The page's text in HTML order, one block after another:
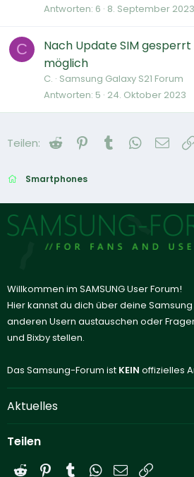
Antworten 6 8. September 2023
C
Nach Update SIM
möglich
C. Samsung Galaxy S21 Forum
Antworten 5 24. Oktober 2023
Teilen: Reddit Pinterest
Tumblr E-
Smartphones
Willkommen im SAMSUNG User Forum!
Hier kannst du dich über deine
anderen Usern austauschen oder
und Bixby stellen.
Das Samsung-Forum ist KEIN offizielles
Aktuelles
Teilen
Reddit PinterestTumblrWhatsApp
E-Mail